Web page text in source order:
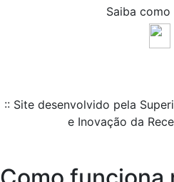
Saiba como
:: Site desenvolvido pela
e Inovação da